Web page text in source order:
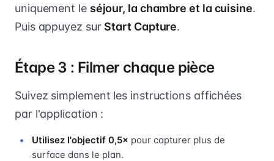
uniquement le séjour, la chambre et la cuisine.
Puis appuyez sur Start Capture.
Étape 3 : Filmer chaque pièce
Suivez simplement les instructions affichées
par l'application :
Utilisez l'objectif 0,5× pour capturer plus de
surface dans le plan.